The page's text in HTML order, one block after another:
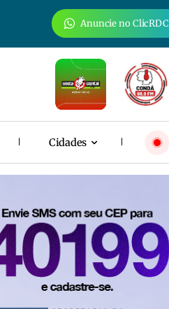
Anuncie no ClicRDC
Cidades